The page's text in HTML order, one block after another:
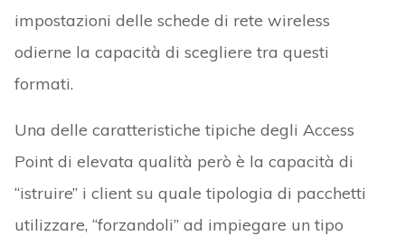
impostazioni delle schede di rete wireless
odierne la capacità di scegliere tra questi
formati.
Una delle caratteristiche tipiche degli Access
Point di elevata qualità però è la capacità di
“istruire” i client su quale tipologia di pacchetti
utilizzare, “forzandoli” ad impiegare un tipo